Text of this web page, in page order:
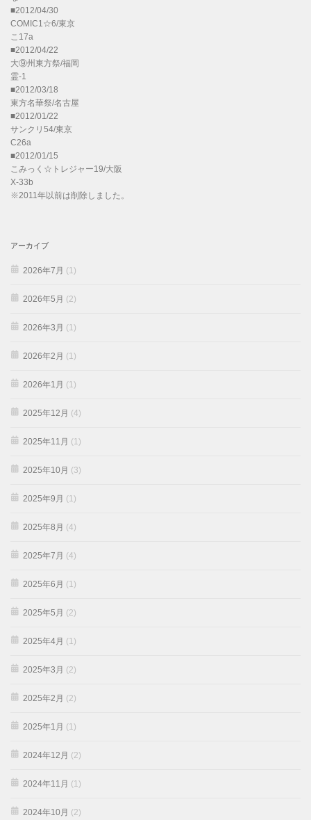
■2012/04/30
COMIC1☆6/東京
こ17a
■2012/04/22
大⑨州東方祭/福岡
霊-1
■2012/03/18
東方名華祭/名古屋
■2012/01/22
サンクリ54/東京
C26a
■2012/01/15
こみっく☆トレジャー19/大阪
X-33b
※2011年以前は削除しました。
アーカイブ
2026年7月 (1)
2026年5月 (2)
2026年3月 (1)
2026年2月 (1)
2026年1月 (1)
2025年12月 (4)
2025年11月 (1)
2025年10月 (3)
2025年9月 (1)
2025年8月 (4)
2025年7月 (4)
2025年6月 (1)
2025年5月 (2)
2025年4月 (1)
2025年3月 (2)
2025年2月 (2)
2025年1月 (1)
2024年12月 (2)
2024年11月 (1)
2024年10月 (2)